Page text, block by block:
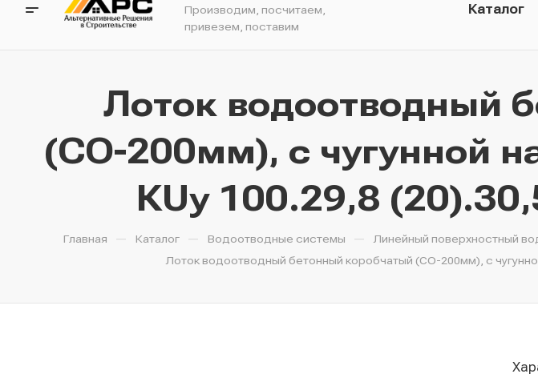
Производим, посчитаем,
привезем, поставим
Каталог
Лоток водоотводный
(СО-200мм), с чугунной
КUу 100.29,8
Главная — Каталог — Водоотводные системы — Линейный поверхностный
Лоток водоотводный бетонный коробчатый (СО-200мм), с